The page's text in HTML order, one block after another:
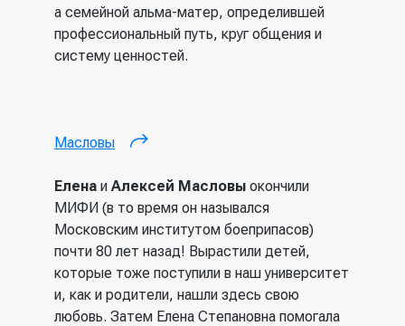
а семейной альма-матер, определившей
профессиональный путь, круг общения и
систему ценностей.
Масловы (внешняя ссылка)
Елена и Алексей Масловы окончили
МИФИ (в то время он назывался
Московским институтом боеприпасов)
почти 80 лет назад! Вырастили детей,
которые тоже поступили в наш университет
и, как и родители, нашли здесь свою
любовь. Затем Елена Степановна помогала